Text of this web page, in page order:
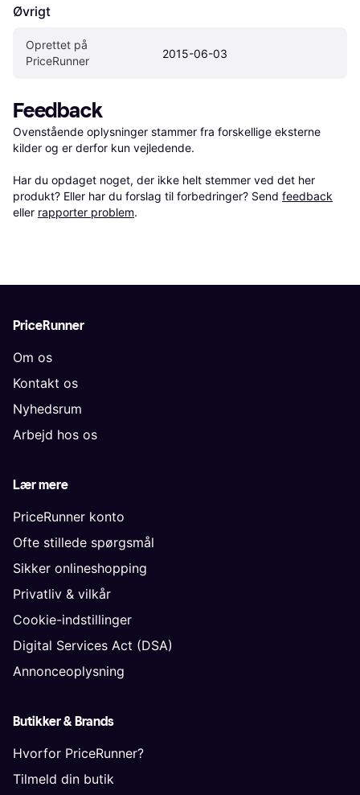
Øvrigt
Oprettet på
PriceRunner
2015-06-03
Feedback
Ovenstående oplysninger stammer fra forskellige eksterne
kilder og er derfor kun vejledende.
Har du opdaget noget, der ikke helt stemmer ved det her
produkt? Eller har du forslag til forbedringer? Send feedback
eller rapporter problem.
PriceRunner
Om os
Kontakt os
Nyhedsrum
Arbejd hos os
Lær mere
PriceRunner konto
Ofte stillede spørgsmål
Sikker onlineshopping
Privatliv & vilkår
Cookie-indstillinger
Digital Services Act (DSA)
Annonceoplysning
Butikker & Brands
Hvorfor PriceRunner?
Tilmeld din butik